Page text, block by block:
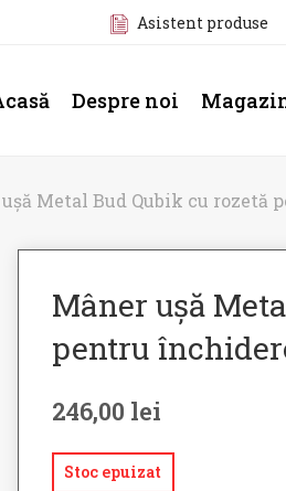
Asistent produse
Despre noi
Metal Bud Qubik cu
Mâner ușă
pentru
246,00 lei
Stoc epuizat